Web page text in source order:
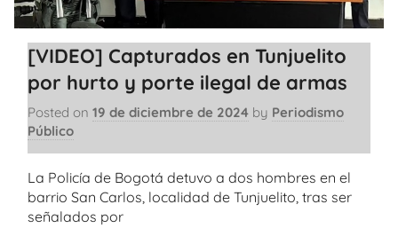
[VIDEO] Capturados en Tunjuelito
por hurto y porte ilegal de armas
Posted on 19 de diciembre de 2024 by Periodismo
Público
La Policía de Bogotá detuvo a dos hombres en el
barrio San Carlos, localidad de Tunjuelito, tras ser
señalados por